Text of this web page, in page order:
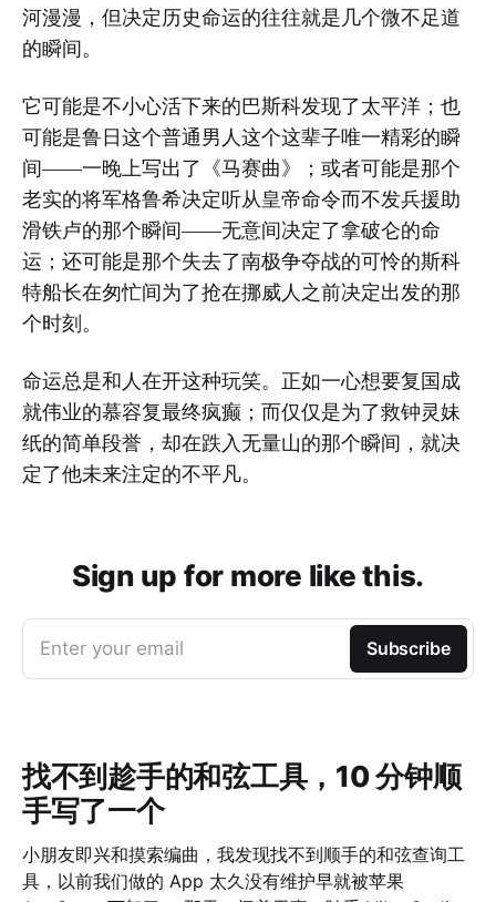
河漫漫，但决定历史命运的往往就是几个微不足道
的瞬间。
它可能是不小心活下来的巴斯科发现了太平洋；也
可能是鲁日这个普通男人这个这辈子唯一精彩的瞬
间——一晚上写出了《马赛曲》；或者可能是那个
老实的将军格鲁希决定听从皇帝命令而不发兵援助
滑铁卢的那个瞬间——无意间决定了拿破仑的命
运；还可能是那个失去了南极争夺战的可怜的斯科
特船长在匆忙间为了抢在挪威人之前决定出发的那
个时刻。
命运总是和人在开这种玩笑。正如一心想要复国成
就伟业的慕容复最终疯癫；而仅仅是为了救钟灵妹
纸的简单段誉，却在跌入无量山的那个瞬间，就决
定了他未来注定的不平凡。
Sign up for more like this.
Enter your email Subscribe
找不到趁手的和弦工具，10 分钟顺
手写了一个
小朋友即兴和摸索编曲，我发现找不到顺手的和弦查询工
具，以前我们做的 App 太久没有维护早就被苹果